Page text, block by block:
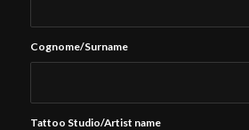
Cognome/Surname
Tattoo Studio/Artist name